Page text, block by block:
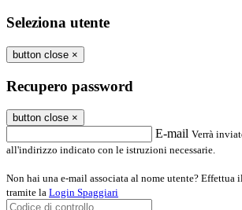
Seleziona utente
button close ×
Recupero password
button close ×
E-mail Verrà
all'indirizzo indicato con le istruzioni necessarie.
Non hai una e-mail associata al nome utente? Effettua
tramite la Login Spaggiari